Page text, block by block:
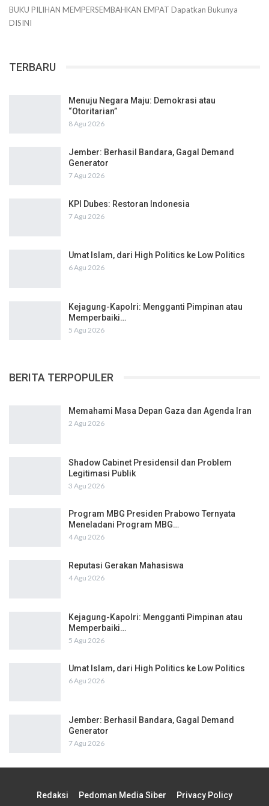
BUKU PILIHAN MEMPERSEMBAHKAN EMPAT Dapatkan Bukunya
DISINI
TERBARU
Menuju Negara Maju: Demokrasi atau
“Otoritarian”
8 Agu 2026
Jember: Berhasil Bandara, Gagal Demand
Generator
7 Agu 2026
KPI Dubes: Restoran Indonesia
7 Agu 2026
Umat Islam, dari High Politics ke Low Politics
6 Agu 2026
Kejagung-Kapolri: Mengganti Pimpinan atau
Memperbaiki…
5 Agu 2026
BERITA TERPOPULER
Memahami Masa Depan Gaza dan Agenda Iran
2 Agu 2026
Shadow Cabinet Presidensil dan Problem
Legitimasi Publik
3 Agu 2026
Program MBG Presiden Prabowo Ternyata
Meneladani Program MBG…
4 Agu 2026
Reputasi Gerakan Mahasiswa
4 Agu 2026
Kejagung-Kapolri: Mengganti Pimpinan atau
Memperbaiki…
5 Agu 2026
Umat Islam, dari High Politics ke Low Politics
6 Agu 2026
Jember: Berhasil Bandara, Gagal Demand
Generator
7 Agu 2026
Redaksi Pedoman Media Siber Privacy Policy